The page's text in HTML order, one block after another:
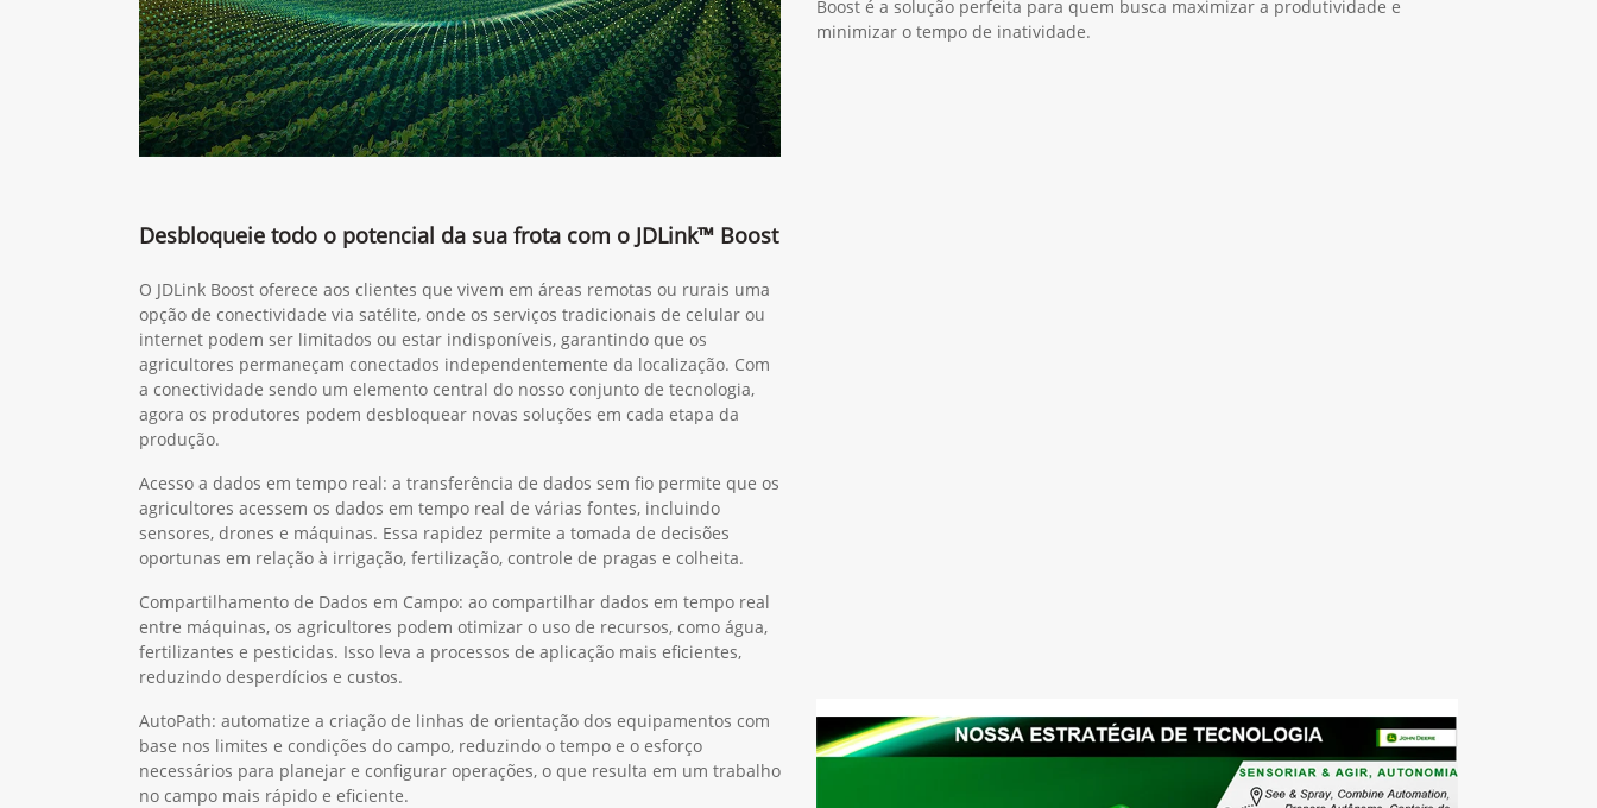
Boost é a solução perfeita para quem busca maximizar a produtividade e
minimizar o tempo de inatividade.
Desbloqueie todo o potencial da sua frota com o JDLink™ Boost
O JDLink Boost oferece aos clientes que vivem em áreas remotas ou rurais uma
opção de conectividade via satélite, onde os serviços tradicionais de celular ou
internet podem ser limitados ou estar indisponíveis, garantindo que os
agricultores permaneçam conectados independentemente da localização. Com
a conectividade sendo um elemento central do nosso conjunto de tecnologia,
agora os produtores podem desbloquear novas soluções em cada etapa da
produção.
Acesso a dados em tempo real: a transferência de dados sem fio permite que os
agricultores acessem os dados em tempo real de várias fontes, incluindo
sensores, drones e máquinas. Essa rapidez permite a tomada de decisões
oportunas em relação à irrigação, fertilização, controle de pragas e colheita.
Compartilhamento de Dados em Campo: ao compartilhar dados em tempo real
entre máquinas, os agricultores podem otimizar o uso de recursos, como água,
fertilizantes e pesticidas. Isso leva a processos de aplicação mais eficientes,
reduzindo desperdícios e custos.
AutoPath: automatize a criação de linhas de orientação dos equipamentos com
base nos limites e condições do campo, reduzindo o tempo e o esforço
necessários para planejar e configurar operações, o que resulta em um trabalho
no campo mais rápido e eficiente.